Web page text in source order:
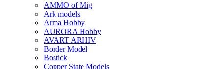
AMMO of Mig
Ark models
Arma Hobby
AURORA Hobby
AVART ARHIV
Border Model
Bostick
Copper State Models